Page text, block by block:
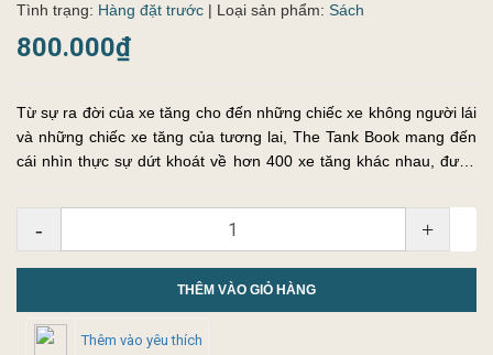
Tình trạng: Hàng đặt trước | Loại sản phẩm: Sách
800.000₫
Từ sự ra đời của xe tăng cho đến những chiếc xe không người lái
và những chiếc xe tăng của tương lai, The Tank Book mang đến
cái nhìn thực sự dứt khoát về hơn 400 xe tăng khác nhau, được
- +
THÊM VÀO GIỎ HÀNG
Thêm vào yêu thích